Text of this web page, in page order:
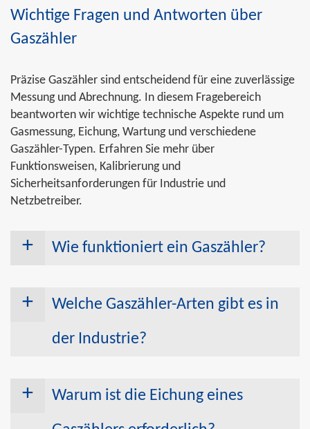
Wichtige Fragen und Antworten über
Gaszähler
Präzise Gaszähler sind entscheidend für eine zuverlässige
Messung und Abrechnung. In diesem Fragebereich
beantworten wir wichtige technische Aspekte rund um
Gasmessung, Eichung, Wartung und verschiedene
Gaszähler-Typen. Erfahren Sie mehr über
Funktionsweisen, Kalibrierung und
Sicherheitsanforderungen für Industrie und
Netzbetreiber.
Wie funktioniert ein Gaszähler?
nach Anwendung kommen verschiedene
mechanischer Gaszähler Aufbau nutzt
angetrieben werden. Ihre Drehungen
Welche Gaszähler-Arten gibt es in
der Industrie?
Einsatz gibt es unterschiedliche
Warum ist die Eichung eines